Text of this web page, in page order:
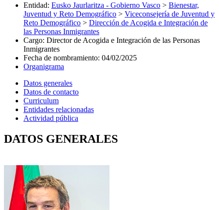
Entidad: Eusko Jaurlaritza - Gobierno Vasco > Bienestar,
Juventud y Reto Demográfico > Viceconsejería de Juventud y
Reto Demográfico > Dirección de Acogida e Integración de
las Personas Inmigrantes
Cargo: Director de Acogida e Integración de las Personas
Inmigrantes
Fecha de nombramiento: 04/02/2025
Organigrama
Datos generales
Datos de contacto
Curriculum
Entidades relacionadas
Actividad pública
DATOS GENERALES